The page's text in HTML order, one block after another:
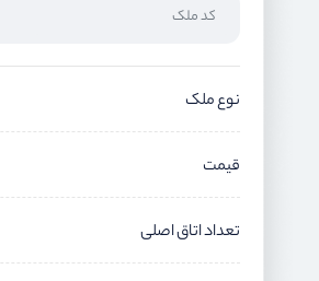
نوع ملک
قیمت
تعداد اتاق اصلی